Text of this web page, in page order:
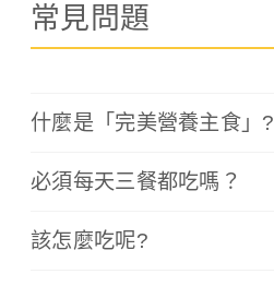
常見問題
摺
的
內
容
什麼是「完美營養主食」?
必須每天三餐都吃嗎？
該怎麼吃呢?